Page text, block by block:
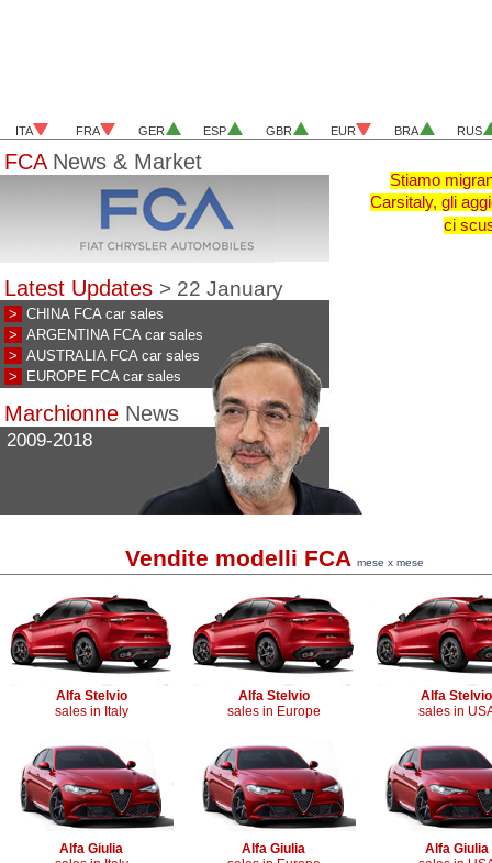
ITA FRA GER ESP GBR EUR BRA RUS
FCA News & Market
Latest Updates > 22 January
> CHINA FCA car sales
> ARGENTINA FCA car sales
> AUSTRALIA FCA car sales
>
EUROPE FCA car sales
Marchionne News
2009-2018
Stiamo
Carsitaly, gli
ci
Vendite modelli FCA mese x mese
Alfa Stelvio
sales in Italy
Alfa Giulia
Alfa Stelvio
sales in Europe
Alfa Giulia
Alfa Stelvio
sales in
Alfa Giulia